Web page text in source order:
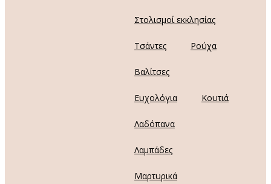
Στολισμοί εκκλησίας
Τσάντες Ρούχα
Βαλίτσες
Ευχολόγια Κουτιά
Λαδόπανα
Λαμπάδες
Μαρτυρικά